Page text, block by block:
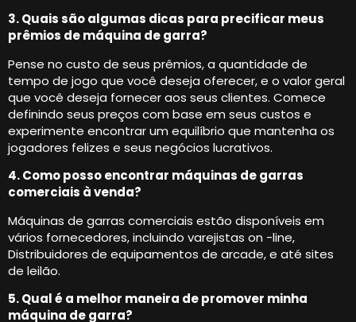
3. Quais são algumas dicas para precificar meus
prêmios de máquina de garra?
Pense no custo de seus prêmios, a quantidade de
tempo de jogo que você deseja oferecer, e o valor geral
que você deseja fornecer aos seus clientes. Comece
definindo seus preços com base em seus custos e
experimente encontrar um equilíbrio que mantenha os
jogadores felizes e seus negócios lucrativos.
4. Como posso encontrar máquinas de garras
comerciais à venda?
Máquinas de garras comerciais estão disponíveis em
vários fornecedores, incluindo varejistas on -line,
Distribuidores de equipamentos de arcade, e até sites
de leilão.
5. Qual é a melhor maneira de promover minha
máquina de garra?